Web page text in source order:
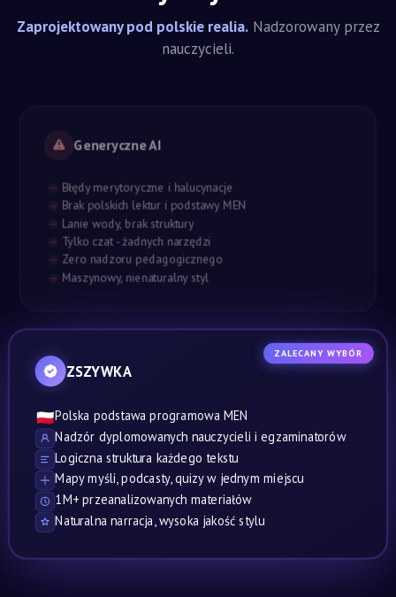
Zaprojektowany pod polskie realia.Nadzorowany przez
nauczycieli.
Generyczne AI
Błędy merytoryczne i halucynacje
Brak polskich lektur i podstawy MEN
Lanie wody, brak struktury
Tylko czat - żadnych narzędzi
Zero nadzoru pedagogicznego
Maszynowy, nienaturalny styl
ZALECANY WYBÓR
ZSZYWKA
🇵🇱Polska podstawa programowa MEN
Nadzór dyplomowanych nauczycieli i egzaminatorów
Logiczna struktura każdego tekstu
Mapy myśli, podcasty, quizy w jednym miejscu
1M+ przeanalizowanych materiałów
Naturalna narracja, wysoka jakość stylu